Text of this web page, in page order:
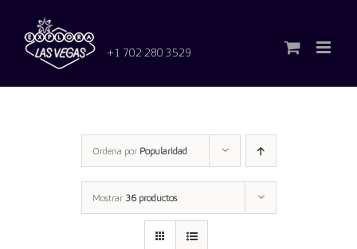
contenido
+1 702 280 3529
Ordena por Popularidad
Mostrar 36 productos